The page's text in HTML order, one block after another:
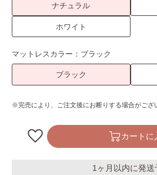
ナチュラル
ホワイト
マットレスカラー： ブラック
ブラック
※完売により、ご注文後にお断りする場合がござ
カートに
1ヶ月以内に発送